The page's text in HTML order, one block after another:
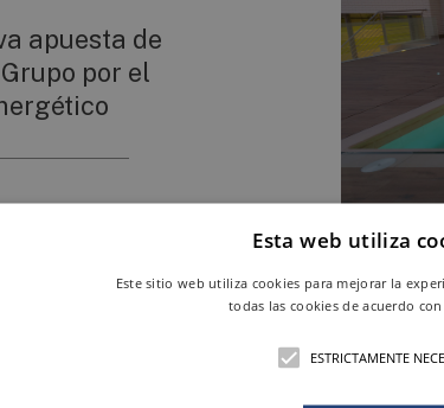
Podemos
working,
solarium y
apuesta de
por el
Diseño
Esta web utiliza
Este sitio web utiliza cookies para mejorar la
todas las cookies de acuerdo
ESTRICTAMENTE